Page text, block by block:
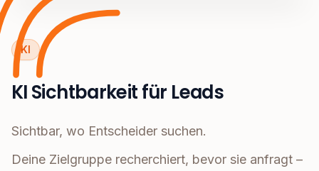
KI
KI Sichtbarkeit für Leads
Sichtbar, wo Entscheider suchen.
Deine Zielgruppe recherchiert, bevor sie anfragt –